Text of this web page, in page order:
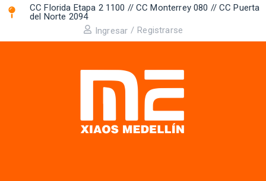
CC Florida Etapa 2 1100 // CC Monterrey 080 // CC Puerta
del Norte 2094 ​
Ingresar / Registrarse